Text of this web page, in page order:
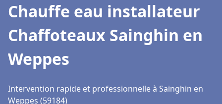
Chauffe eau installateur
Chaffoteaux Sainghin en
Weppes
Intervention rapide et professionnelle à Sainghin en
Weppes (59184)